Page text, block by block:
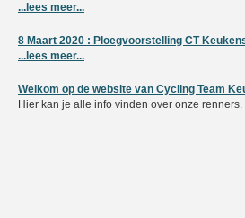
...lees meer...
8 Maart 2020 : Ploegvoorstelling CT
...lees meer...
Welkom op de website van Cycling Team
Hier kan je alle info vinden over onze renners.